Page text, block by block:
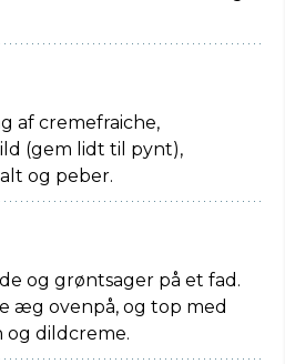
af cremefraiche,
(gem lidt til pynt),
og peber.
og grøntsager på et fad.
æg ovenpå, og top med
dildcreme.